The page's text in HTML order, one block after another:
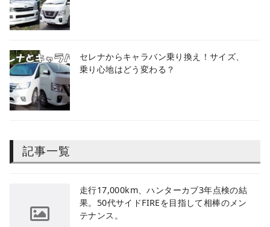
セレナからキャラバン乗り換え！サイズ、
乗り心地はどう変わる？
記事一覧
​走行17,000km、ハンターカブ3年点検の結
果。50代サイドFIREを目指して相棒のメン
テナンス。